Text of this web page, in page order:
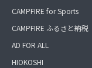
CAMPFIRE for Sports
CAMPFIRE ふるさと納税
AD FOR ALL
HIOKOSHI